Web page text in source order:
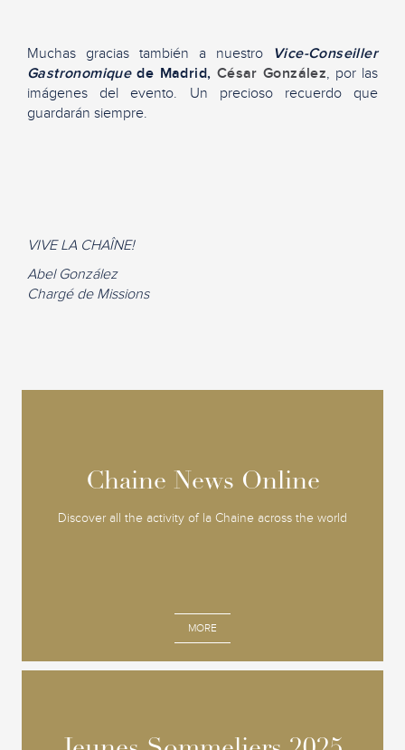
Muchas gracias también a nuestro
Vice-Conseiller
Gastronomiquede Madrid, César González, por las
imágenes del evento. Un precioso recuerdo que
guardarán siempre.
VIVE LA CHAÎNE!
Abel González
Chargé de Missions
Chaine News Online
Discover all the activity of la Chaine across the world
MORE
Chaine News Online